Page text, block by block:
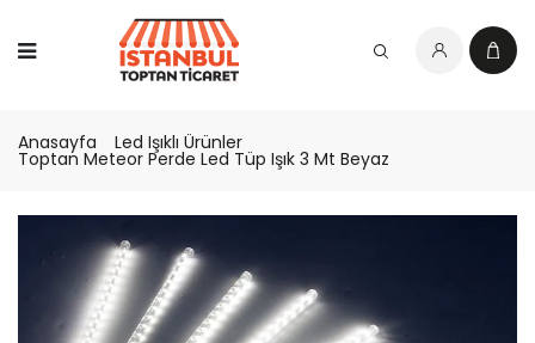
Anasayfa Led Işıklı Ürünler
Toptan Meteor Perde Led Tüp Işık 3 Mt Beyaz